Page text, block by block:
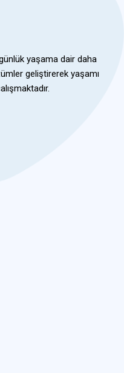
yaşama dair daha
geliştirerek yaşamı